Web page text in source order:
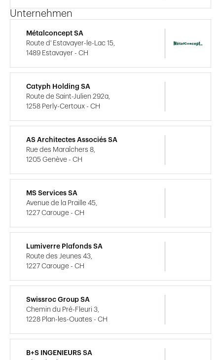
Unternehmen
Métalconcept SA
Route d' Estavayer-le-Lac 15,
1489 Estavayer - CH
Catyph Holding SA
Route de Saint-Julien 292a,
1258 Perly-Certoux - CH
AS Architectes Associés SA
Rue des Maraîchers 8,
1205 Genève - CH
MS Services SA
Avenue de la Praille 45,
1227 Carouge - CH
Lumiverre Plafonds SA
Route des Jeunes 43,
1227 Carouge - CH
Swissroc Group SA
Chemin du Pré-Fleuri 3,
1228 Plan-les-Ouates - CH
B+S INGENIEURS SA